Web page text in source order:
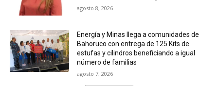
agosto 8, 2026
Energía y Minas llega a comunidades de
Bahoruco con entrega de 125 Kits de
estufas y cilindros beneficiando a igual
número de familias
agosto 7, 2026